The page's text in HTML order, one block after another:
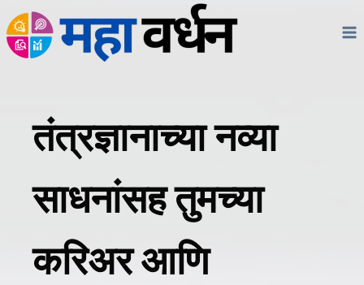
Skip
to
तंत्रज्ञानाच्या नव्या
साधनांसह तुमच्या
करिअर आणि